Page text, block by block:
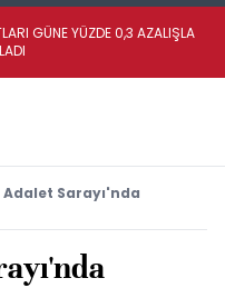
GÜNE YÜZDE 0,3 AZALIŞLA
Sarayı'nda